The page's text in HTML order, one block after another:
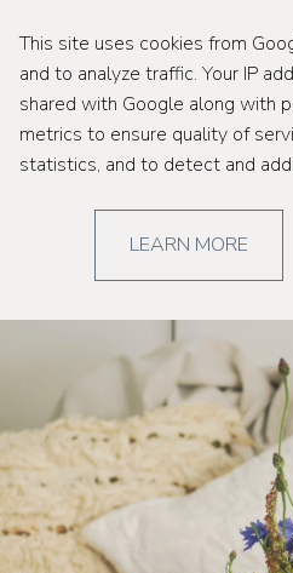
piątek, 7
{powiew lata
This site uses cookies from
and to analyze traffic. Your IP
shared with Google along with
metrics to ensure quality of
statistics, and to detect and
LEARN MORE